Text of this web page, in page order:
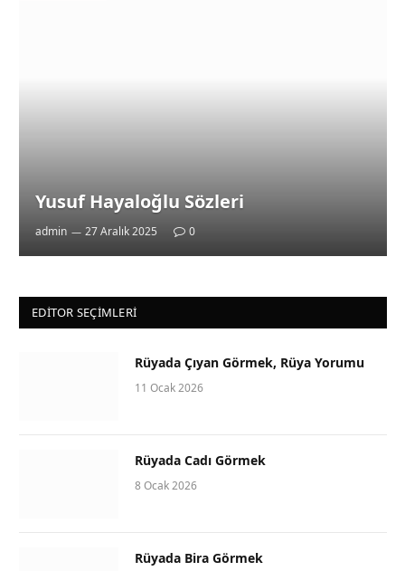
Yusuf Hayaloğlu Sözleri
admin 27 Aralık 2025 0
EDITOR SEÇIMLERI
Rüyada Çıyan Görmek, Rüya Yorumu
11 Ocak 2026
Rüyada Cadı Görmek
8 Ocak 2026
Rüyada Bira Görmek